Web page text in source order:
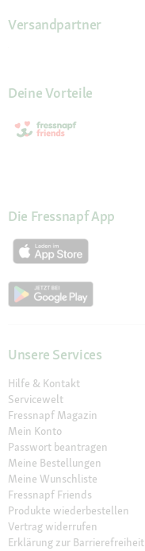
Versandpartner
Deine Vorteile
Die Fressnapf App
Unsere Services
Hilfe & Kontakt
Servicewelt
Fressnapf Magazin
Mein Konto
Passwort beantragen
Meine Bestellungen
Meine Wunschliste
Fressnapf Friends
Produkte wiederbestellen
Vertrag widerrufen
Erklärung zur Barrierefreiheit